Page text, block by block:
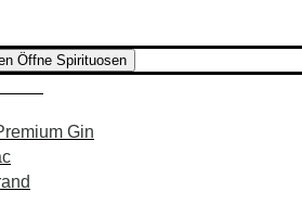
Öffne Spirituosen
Gin